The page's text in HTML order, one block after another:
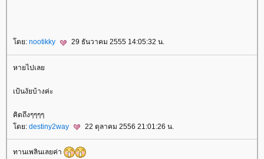
ดย: nootikky 29 ธันวาคม 2555 14:05:32 น.
หายไปเล
เป้นงัยบ้างค่ะ
คิดถึงๆๆๆๆ
ดย: destiny2way 22 ตุลาคม 2556 21:01:26 น.
ทานเพลินเลยค่า